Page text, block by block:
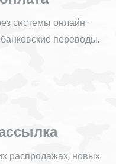
системы онлайн-
переводы.
распродажах, новых